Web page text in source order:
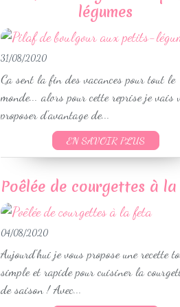
légumes
31/08/2020
Ça sent la fin des vacances pour tout le
monde... alors pour cette reprise je vais
proposer d'avantage de...
EN SAVOIR PLUS
Poêlée de courgettes à
04/08/2020
Aujourd'hui je vous propose une recette
simple et rapide pour cuisiner la
de saison ! Avec...